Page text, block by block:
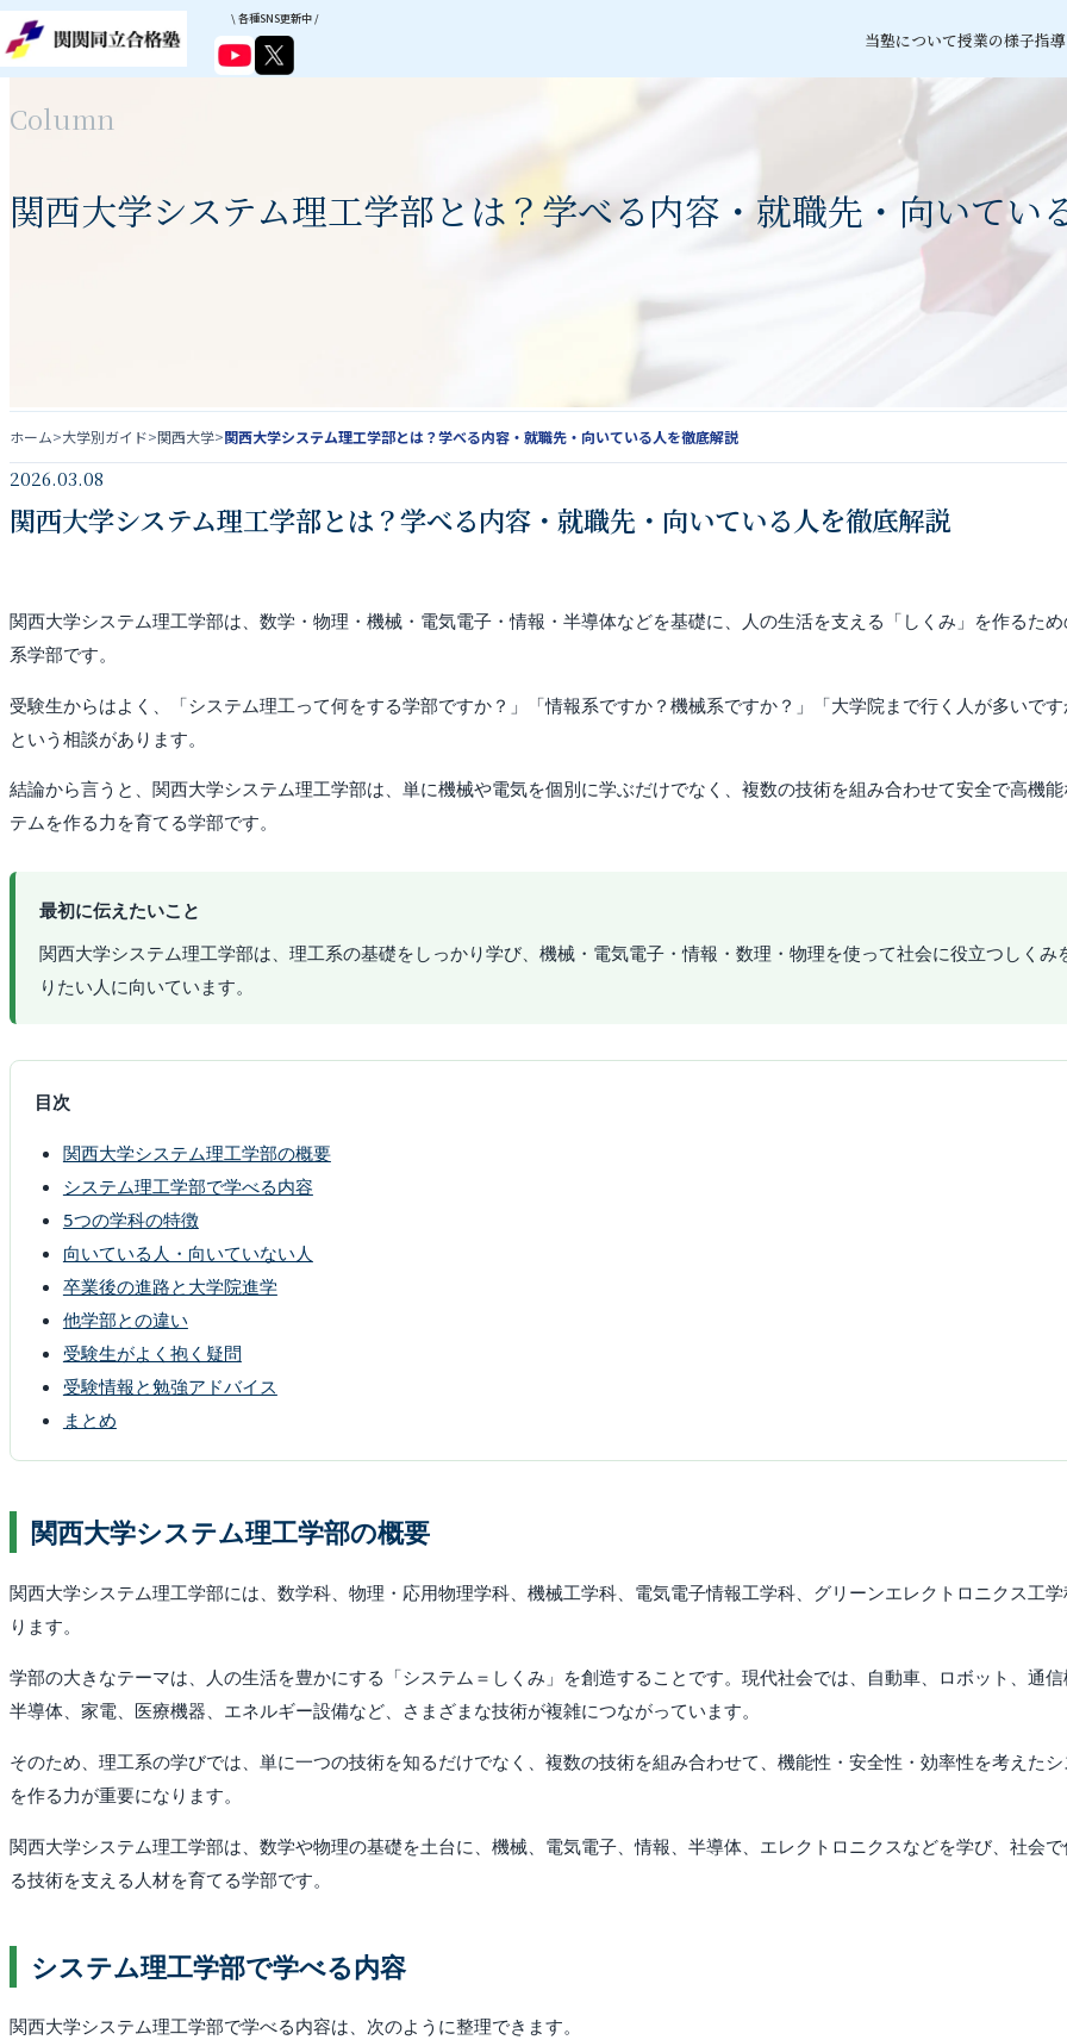
\ 各種SNS更新中 /
当塾について授業の様子指
Column
関西大学システム理工学部とは？学べる内容・就職先・向いてい
ホーム>大学別ガイド>関西大学>関西大学システム理工学部とは？学べる内容・就職先・向いている人を徹底解説
2026.03.08
関西大学システム理工学部とは？学べる内容・就職先・向いている人を徹底解説
関西大学システム理工学部は、数学・物理・機械・電気電子・情報・半導体などを基礎に、人の生活を支える「しくみ」を作るた
系学部です。
受験生からはよく、「システム理工って何をする学部ですか？」「情報系ですか？機械系ですか？」「大学院まで行く人が多いで
という相談があります。
結論から言うと、関西大学システム理工学部は、単に機械や電気を個別に学ぶだけでなく、複数の技術を組み合わせて安全で高機
テムを作る力を育てる学部です。
最初に伝えたいこと
関西大学システム理工学部は、理工系の基礎をしっかり学び、機械・電気電子・情報・数理・物理を使って社会に役立つしくみ
りたい人に向いています。
目次
関西大学システム理工学部の概要
システム理工学部で学べる内容
5つの学科の特徴
向いている人・向いていない人
卒業後の進路と大学院進学
他学部との違い
受験生がよく抱く疑問
受験情報と勉強アドバイス
まとめ
関西大学システム理工学部の概要
関西大学システム理工学部には、数学科、物理・応用物理学科、機械工学科、電気電子情報工学科、グリーンエレクトロニクス工
ります。
学部の大きなテーマは、人の生活を豊かにする「システム＝しくみ」を創造することです。現代社会では、自動車、ロボット、通
半導体、家電、医療機器、エネルギー設備など、さまざまな技術が複雑につながっています。
そのため、理工系の学びでは、単に一つの技術を知るだけでなく、複数の技術を組み合わせて、機能性・安全性・効率性を考えた
を作る力が重要になります。
関西大学システム理工学部は、数学や物理の基礎を土台に、機械、電気電子、情報、半導体、エレクトロニクスなどを学び、社会
る技術を支える人材を育てる学部です。
システム理工学部で学べる内容
関西大学システム理工学部で学べる内容は、次のように整理できます。